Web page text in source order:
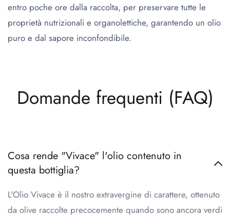
entro poche ore dalla raccolta, per preservare tutte le
proprietà nutrizionali e organolettiche, garantendo un olio
puro e dal sapore inconfondibile.
Domande frequenti (FAQ)
Cosa rende "Vivace" l'olio contenuto in
questa bottiglia?
L'Olio Vivace è il nostro extravergine di carattere, ottenuto
da olive raccolte precocemente quando sono ancora verdi